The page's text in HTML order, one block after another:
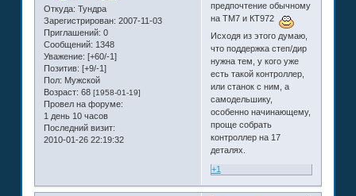
Откуда: Тундра
Зарегистрирован: 2007-11-03
Приглашений: 0
Сообщений: 1348
Уважение: [+60/-1]
Позитив: [+9/-1]
Пол: Мужской
Возраст: 68 [1958-01-19]
Провел на форуме:
1 день 10 часов
Последний визит:
2010-01-26 22:19:32
предпочтение обычному
на ТМ7 и КТ972
Исходя из этого думаю,
что поддержка степ/дир
нужна тем, у кого уже
есть такой контроллер,
или станок с ним, а
самодельшику,
особенно начинающему,
проще собрать
контроллер на 17
деталях.
+1